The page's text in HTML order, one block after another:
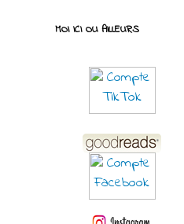
MOI ICI OU AILLEURS